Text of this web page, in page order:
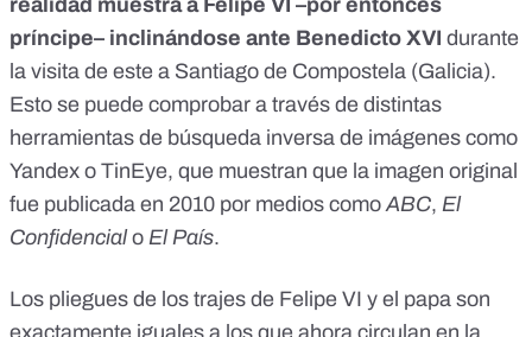
realidad muestra a Felipe VI –por entonces
príncipe– inclinándose ante Benedicto XVI durante
la visita de este a Santiago de Compostela (Galicia).
Esto se puede comprobar a través de distintas
herramientas de búsqueda inversa de imágenes como
Yandex o TinEye, que muestran que la imagen original
fue publicada en 2010 por medios comoABC, El
Confidencialo El País.
Los pliegues de los trajes de Felipe VI y el papa son
exactamente iguales a los que ahora circulan en la